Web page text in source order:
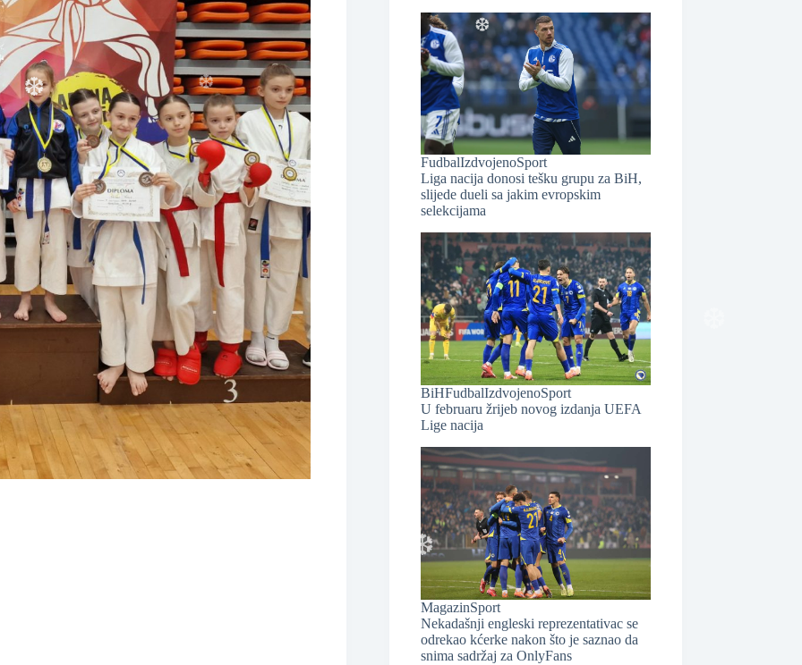
FudbalIzdvojenoSport
Liga nacija donosi tešku grupu za BiH,
slijede dueli sa jakim evropskim
selekcijama
BiHFudbalIzdvojenoSport
U februaru žrijeb novog izdanja UEFA
Lige nacija
MagazinSport
Nekadašnji engleski reprezentativac se
odrekao kćerke nakon što je saznao da
snima sadržaj za OnlyFans
❆
❆
❆
❆
❆